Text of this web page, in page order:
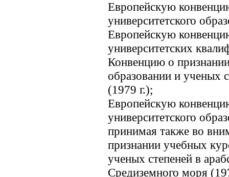
Европейскую
университетского
Европейскую
университетских
Конвенцию о
образовании и ученых
(1979 г.);
Европейскую
университетского
принимая также во
признании учебных
ученых степеней в
Средиземного моря